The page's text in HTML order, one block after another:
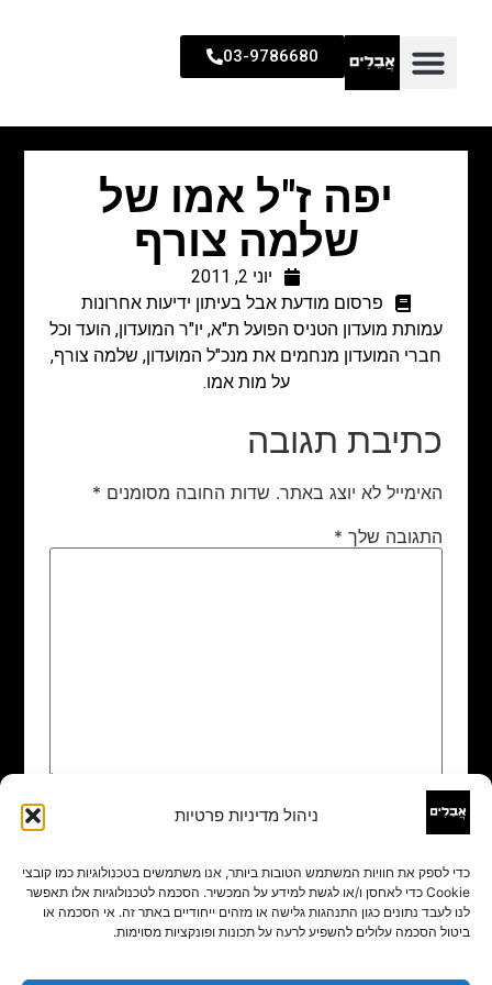
ניהול מדיניות פרטיות
כדי לספק את חוויות המשתמש הטובות ביותר, אנו משתמשים בטכנולוגיות כמו קובצי
Cookie כדי לאחסן ו/או לגשת למידע על המכשיר. הסכמה לטכנולוגיות אלו תאפשר
לנו לעבד נתונים כגון התנהגות גלישה או מזהים ייחודיים באתר זה. אי הסכמה או
ביטול הסכמה עלולים להשפיע לרעה על תכונות ופונקציות מסוימות.
03-9786680
יפה ז"ל אמו של
שלמה צורף
יוני 2, 2011
פרסום מודעת אבל בעיתון ידיעות אחרונות
עמותת מועדון הטניס הפועל ת"א, יו"ר המועדון, הועד וכל
חברי המועדון מנחמים את מנכ"ל המועדון, שלמה צורף,
על מות אמו.
כתיבת תגובה
האימייל לא יוצג באתר. שדות החובה מסומנים *
התגובה שלך *
שם
אימייל*